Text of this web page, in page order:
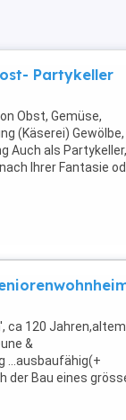
Partykeller
Obst, Gemüse,
(Käserei) Gewölbe,
Auch als Partykeller,
Ihrer Fantasie
...
ca 120 Jahren,altem
&
...ausbaufähig(+
der Bau eines